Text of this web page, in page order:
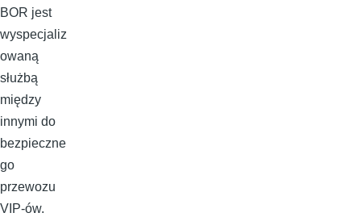
BOR jest
wyspecjaliz
owaną
służbą
między
innymi do
bezpieczne
go
przewozu
VIP-ów.